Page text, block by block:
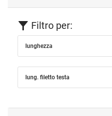
Filtro per:
lunghezza
lung. filetto testa